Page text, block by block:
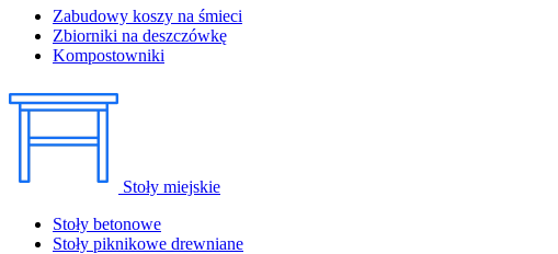
Zabudowy koszy na śmieci
Zbiorniki na deszczówkę
Kompostowniki
Stoły miejskie
Stoły betonowe
Stoły piknikowe drewniane